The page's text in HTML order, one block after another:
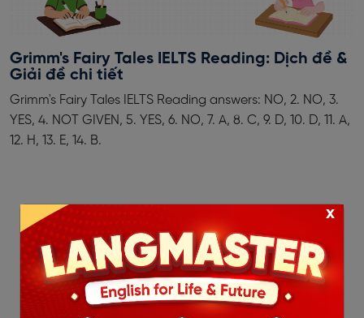
Grimm's Fairy Tales IELTS Reading: Dịch đề &
Giải đề chi tiết
Grimm's Fairy Tales IELTS Reading answers: NO, 2. NO, 3.
YES, 4. NOT GIVEN, 5. YES, 6. NO, 7. A, 8. C, 9. D, 10. D, 11. A,
12. H, 13. E, 14. B.
‹ 1 2 3 4 5 6 7 8 9
10 ... 24 25 ›
x